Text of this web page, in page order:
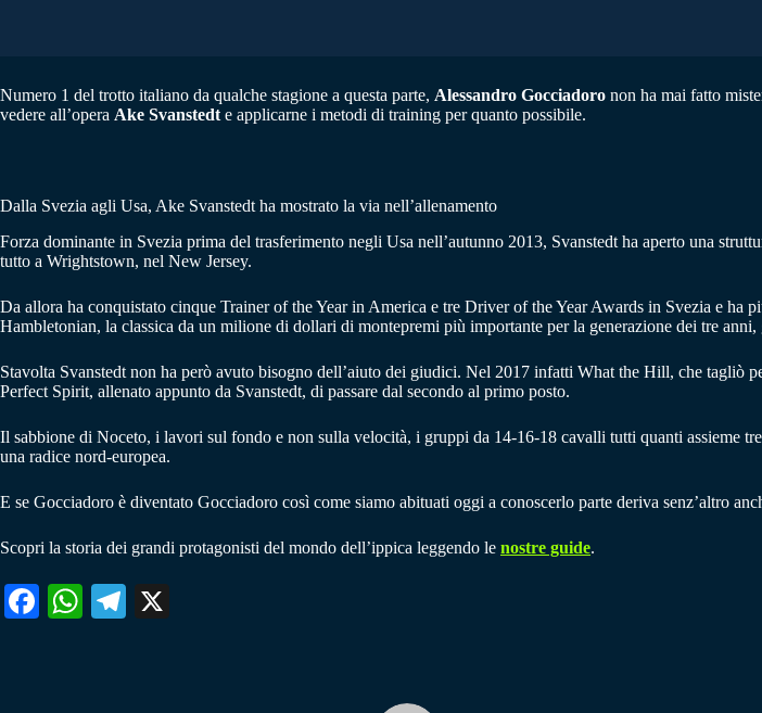
Numero 1 del trotto italiano da qualche stagione a questa parte, Alessandro Gocciadoro non ha mai fatto
vedere all’opera Ake Svanstedt e applicarne i metodi di training per quanto possibile.
Dalla Svezia agli Usa, Ake Svanstedt ha mostrato la via nell’allenamento
Forza dominante in Svezia prima del trasferimento negli Usa nell’autunno 2013, Svanstedt ha aperto una
tutto a Wrightstown, nel New Jersey.
Da allora ha conquistato cinque Trainer of the Year in America e tre Driver of the Year Awards in Svezia e ha
Hambletonian, la classica da un milione di dollari di montepremi più importante per la generazione dei tre
Stavolta Svanstedt non ha però avuto bisogno dell’aiuto dei giudici. Nel 2017 infatti What the Hill, che tagliò
Perfect Spirit, allenato appunto da Svanstedt, di passare dal secondo al primo posto.
Il sabbione di Noceto, i lavori sul fondo e non sulla velocità, i gruppi da 14-16-18 cavalli tutti quanti assieme
una radice nord-europea.
E se Gocciadoro è diventato Gocciadoro così come siamo abituati oggi a conoscerlo parte deriva senz’altro
Scopri la storia dei grandi protagonisti del mondo dell’ippica leggendo le nostre guide.
Fa W
Te